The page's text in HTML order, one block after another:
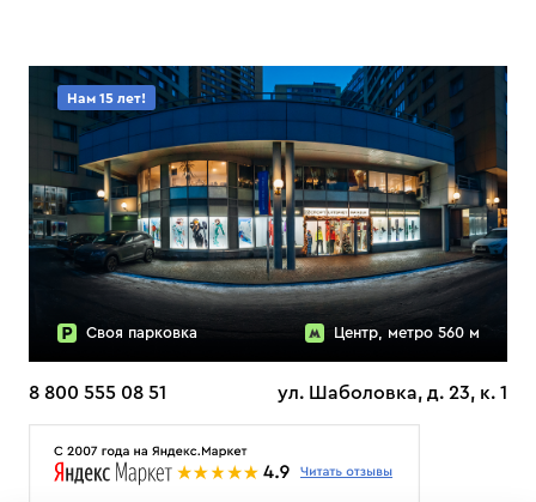
Нам 15 лет!
Своя парковка Центр, метро 560 м
8 800 555 08 51 ул. Шаболовка, д. 23, к. 1